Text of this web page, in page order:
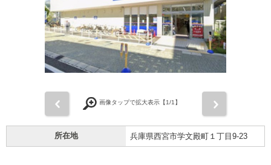
画像タップで拡大表示【1/1】
所在地 兵庫県西宮市学文殿町１丁目9-23